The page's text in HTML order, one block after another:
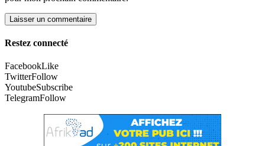
Restez connecté
FacebookLike
TwitterFollow
YoutubeSubscribe
TelegramFollow